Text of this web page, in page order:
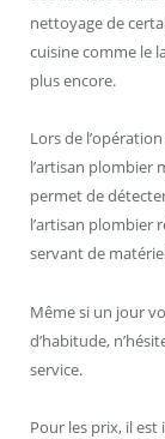
nettoyage de
cuisine comme le
plus encore.
Lors de
l’artisan plombier
permet de
l’artisan plombier
servant de
Même si un jour
d’habitude,
service.
Pour les prix, il